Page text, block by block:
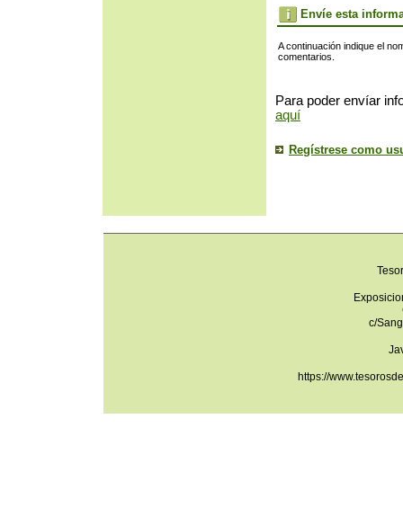
Envíe esta
A continuación indique el
comentarios.
Para poder envíar
aquí
Regístrese como
c/
https://